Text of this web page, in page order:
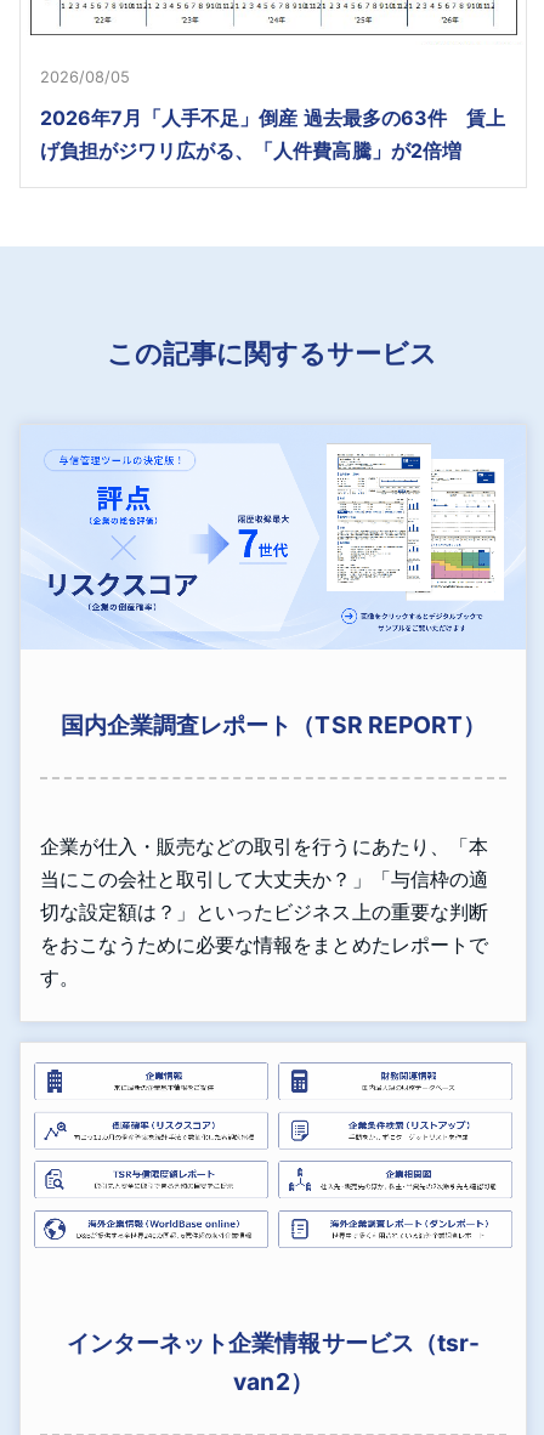
2026/08/05
2026年7月「人手不足」倒産 過去最多の63件 賃上
げ負担がジワリ広がる、「人件費高騰」が2倍増
この記事に関するサービス
国内企業調査レポート（TSR REPORT）
企業が仕入・販売などの取引を行うにあたり、「本
当にこの会社と取引して大丈夫か？」「与信枠の適
切な設定額は？」といったビジネス上の重要な判断
をおこなうために必要な情報をまとめたレポートで
す。
インターネット企業情報サービス（tsr-
van2）